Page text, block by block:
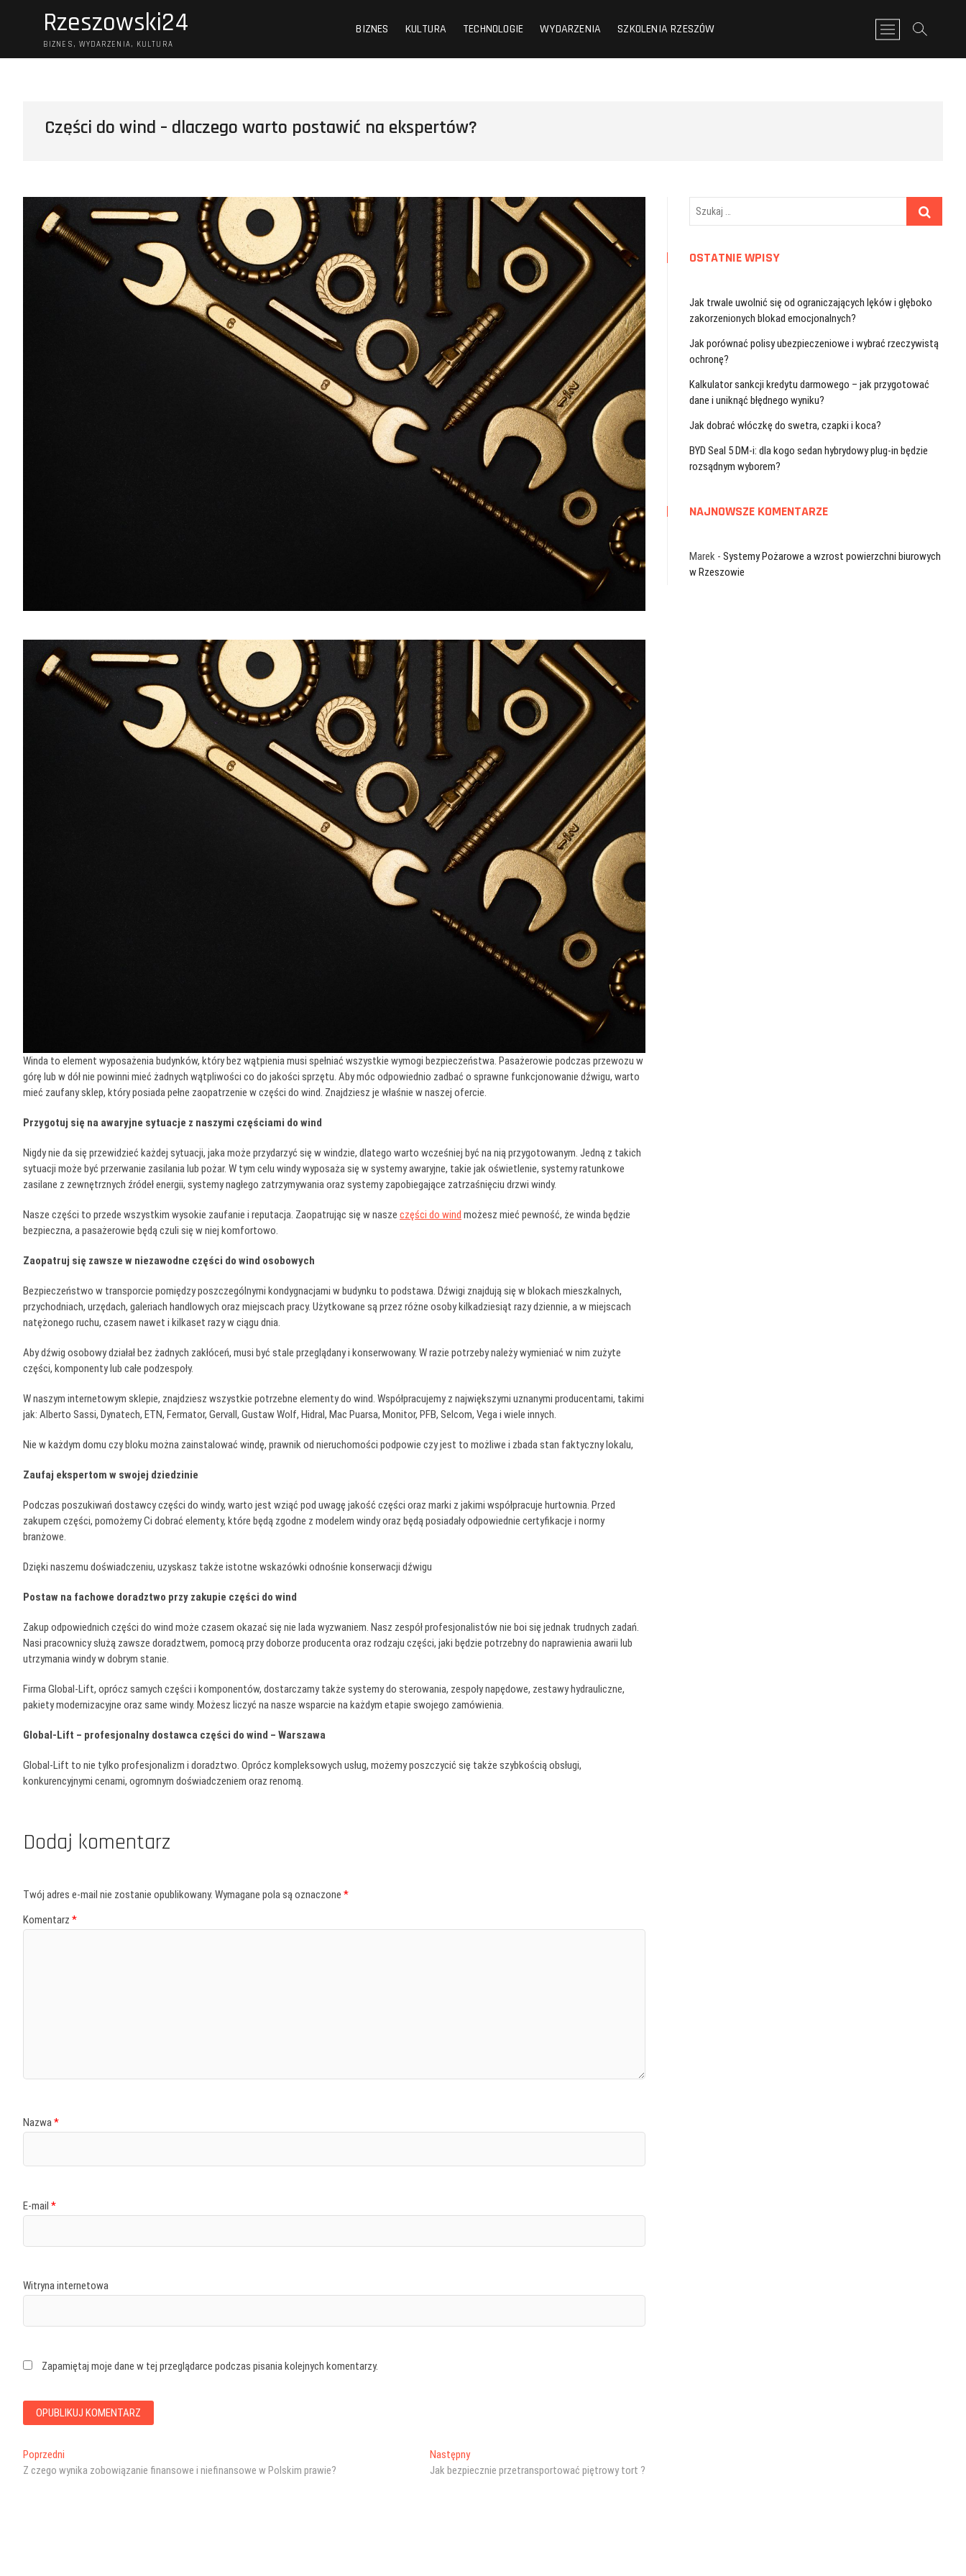
Rzeszowski24
BIZNES, WYDARZENIA, KULTURA
BIZNES KULTURA TECHNOLOGIE WYDARZENIA SZKOLENIA RZESZÓW
P
r
z
u
Części do wind – dlaczego warto postawić na ekspertów?
Winda to element wyposażenia budynków, który bez wątpienia musi spełniać wszystkie wymogi bezpieczeństwa. Pasażerowie podczas przewozu w
górę lub w dół nie powinni mieć żadnych wątpliwości co do jakości sprzętu. Aby móc odpowiednio zadbać o sprawne funkcjonowanie dźwigu, warto
mieć zaufany sklep, który posiada pełne zaopatrzenie w części do wind. Znajdziesz je właśnie w naszej ofercie.
Przygotuj się na awaryjne sytuacje z naszymi częściami do wind
Nigdy nie da się przewidzieć każdej sytuacji, jaka może przydarzyć się w windzie, dlatego warto wcześniej być na nią przygotowanym. Jedną z takich
sytuacji może być przerwanie zasilania lub pożar. W tym celu windy wyposaża się w systemy awaryjne, takie jak oświetlenie, systemy ratunkowe
zasilane z zewnętrznych źródeł energii, systemy nagłego zatrzymywania oraz systemy zapobiegające zatrzaśnięciu drzwi windy.
Nasze części to przede wszystkim wysokie zaufanie i reputacja. Zaopatrując się w nasze części do wind możesz mieć pewność, że winda będzie
bezpieczna, a pasażerowie będą czuli się w niej komfortowo.
Zaopatruj się zawsze w niezawodne części do wind osobowych
Bezpieczeństwo w transporcie pomiędzy poszczególnymi kondygnacjami w budynku to podstawa. Dźwigi znajdują się w blokach mieszkalnych,
przychodniach, urzędach, galeriach handlowych oraz miejscach pracy. Użytkowane są przez różne osoby kilkadziesiąt razy dziennie, a w miejscach
natężonego ruchu, czasem nawet i kilkaset razy w ciągu dnia.
Aby dźwig osobowy działał bez żadnych zakłóceń, musi być stale przeglądany i konserwowany. W razie potrzeby należy wymieniać w nim zużyte
części, komponenty lub całe podzespoły.
W naszym internetowym sklepie, znajdziesz wszystkie potrzebne elementy do wind. Współpracujemy z największymi uznanymi producentami, takimi
jak: Alberto Sassi, Dynatech, ETN, Fermator, Gervall, Gustaw Wolf, Hidral, Mac Puarsa, Monitor, PFB, Selcom, Vega i wiele innych.
Nie w każdym domu czy bloku można zainstalować windę, prawnik od nieruchomości podpowie czy jest to możliwe i zbada stan faktyczny lokalu,
Zaufaj ekspertom w swojej dziedzinie
Podczas poszukiwań dostawcy części do windy, warto jest wziąć pod uwagę jakość części oraz marki z jakimi współpracuje hurtownia. Przed
zakupem części, pomożemy Ci dobrać elementy, które będą zgodne z modelem windy oraz będą posiadały odpowiednie certyfikacje i normy
branżowe.
Dzięki naszemu doświadczeniu, uzyskasz także istotne wskazówki odnośnie konserwacji dźwigu
Postaw na fachowe doradztwo przy zakupie części do wind
Zakup odpowiednich części do wind może czasem okazać się nie lada wyzwaniem. Nasz zespół profesjonalistów nie boi się jednak trudnych zadań.
Nasi pracownicy służą zawsze doradztwem, pomocą przy doborze producenta oraz rodzaju części, jaki będzie potrzebny do naprawienia awarii lub
utrzymania windy w dobrym stanie.
Firma Global-Lift, oprócz samych części i komponentów, dostarczamy także systemy do sterowania, zespoły napędowe, zestawy hydrauliczne,
pakiety modernizacyjne oraz same windy. Możesz liczyć na nasze wsparcie na każdym etapie swojego zamówienia.
Global-Lift – profesjonalny dostawca części do wind – Warszawa
Global-Lift to nie tylko profesjonalizm i doradztwo. Oprócz kompleksowych usług, możemy poszczycić się także szybkością obsługi,
konkurencyjnymi cenami, ogromnym doświadczeniem oraz renomą.
Dodaj komentarz
Twój adres e-mail nie zostanie opublikowany. Wymagane pola są oznaczone *
Komentarz *
Nazwa*
E-mail *
Witryna internetowa
Zapamiętaj moje dane w tej przeglądarce podczas pisania kolejnych komentarzy.
Nawigacja
wpisu
Poprzedni
wpis:
Z czego wynika zobowiązanie finansowe i niefinansowe w Polskim prawie?
NastępnyNastępny
wpis:
Jak bezpiecznie przetransportować piętrowy tort ?
Szukaj
OSTATNIE WPISY
Jak trwale uwolnić się od ograniczających lęków i głęboko
zakorzenionych blokad emocjonalnych?
Jak porównać polisy ubezpieczeniowe i wybrać rzeczywistą
ochronę?
Kalkulator sankcji kredytu darmowego – jak przygotować
dane i uniknąć błędnego wyniku?
Jak dobrać włóczkę do swetra, czapki i koca?
BYD Seal 5 DM-i: dla kogo sedan hybrydowy plug-in będzie
rozsądnym wyborem?
NAJNOWSZE KOMENTARZE
Marek - Systemy Pożarowe a wzrost powierzchni biurowych
w Rzeszowie